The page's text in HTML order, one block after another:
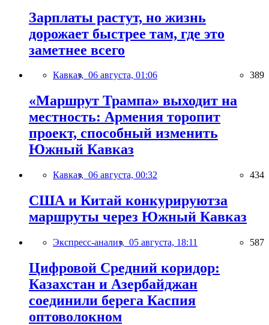
Зарплаты растут, но жизнь
дорожает быстрее там, где это
заметнее всего
Кавказ, 06 августа, 01:06 389
«Маршрут Трампа» выходит на
местность: Армения торопит
проект, способный изменить
Южный Кавказ
Кавказ, 06 августа, 00:32 434
США и Китай конкурируютза
маршруты через Южный Кавказ
Экспресс-анализ, 05 августа, 18:11 587
Цифровой Средний коридор:
Казахстан и Азербайджан
соединили берега Каспия
оптоволокном